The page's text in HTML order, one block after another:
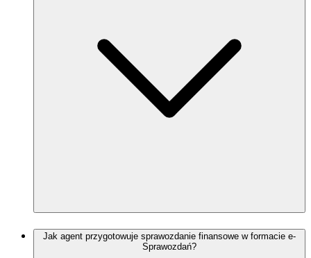
Jak agent przygotowuje sprawozdanie finansowe w formacie e-
Sprawozdań?